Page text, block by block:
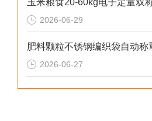
2026-06-29
2026-06-27